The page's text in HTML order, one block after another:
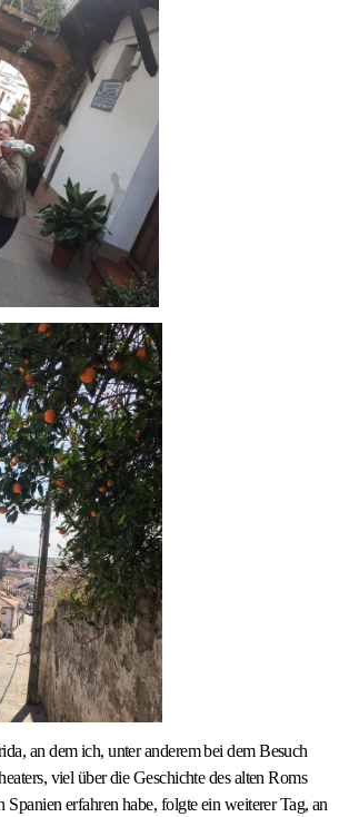
an dem ich, unter anderem bei dem Besuch
viel über die Geschichte des alten Roms
Spanien erfahren habe, folgte ein weiterer Tag, an